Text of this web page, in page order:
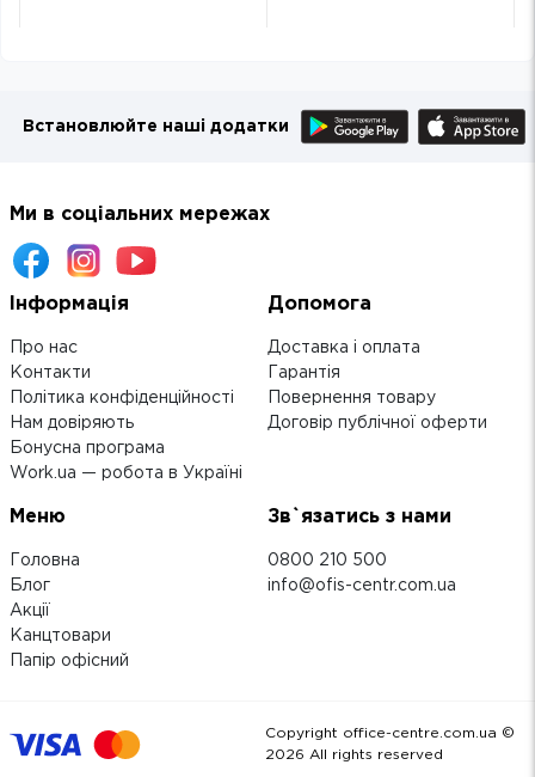
Встановлюйте наші додатки
Ми в соціальних мережах
Інформація
Про нас
Контакти
Політика конфіденційності
Нам довіряють
Бонусна програма
Work.ua — робота в Україні
Допомога
Доставка і оплата
Гарантія
Повернення товару
Договір публічної оферти
Меню
Головна
Блог
Акції
Канцтовари
Папір офісний
Зв`язатись з нами
0800 210 500
info@ofis-centr.com.ua
Copyright office-centre.com.ua ©
2026 All rights reserved